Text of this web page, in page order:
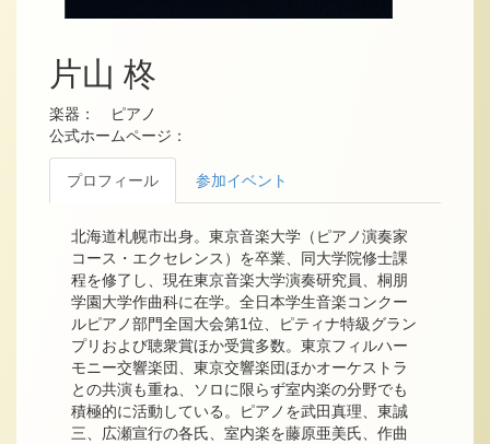
片山 柊
楽器： ピアノ
公式ホームページ：
プロフィール 参加イベント
北海道札幌市出身。東京音楽大学（ピアノ演奏家
コース・エクセレンス）を卒業、同大学院修士課
程を修了し、現在東京音楽大学演奏研究員、桐朋
学園大学作曲科に在学。全日本学生音楽コンクー
ルピアノ部門全国大会第1位、ピティナ特級グラン
プリおよび聴衆賞ほか受賞多数。東京フィルハー
モニー交響楽団、東京交響楽団ほかオーケストラ
との共演も重ね、ソロに限らず室内楽の分野でも
積極的に活動している。ピアノを武田真理、東誠
三、広瀬宣行の各氏、室内楽を藤原亜美氏、作曲